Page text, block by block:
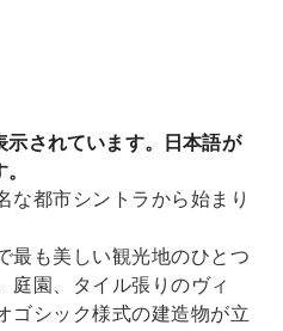
たちの保養地だった海辺
策してみましょう。
示されています。日本語が
な都市シントラから始まり
最も美しい観光地のひとつ
庭園、タイル張りのヴィ
ゴシック様式の建造物が立